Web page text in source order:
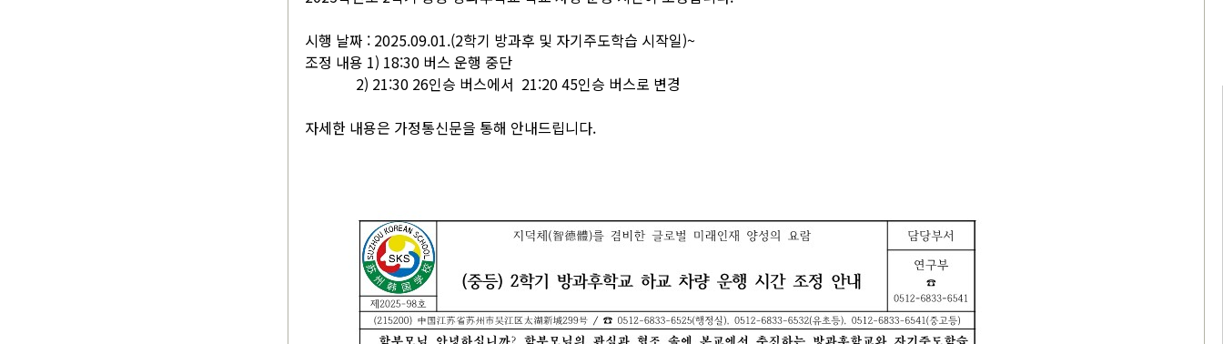
시행 날짜 : 2025.09.01.(2학기 방과후 및 자기주도학습 시작일)~
조정 내용 1) 18:30 버스 운행 중단
2) 21:30 26인승 버스에서 21:20 45인승 버스로 변경
자세한 내용은 가정통신문을 통해 안내드립니다.